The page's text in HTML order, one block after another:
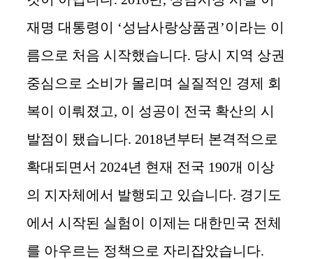
재명 대통령이 ‘성남사랑상품권’이라는 이
름으로 처음 시작했습니다. 당시 지역 상권
중심으로 소비가 몰리며 실질적인 경제 회
복이 이뤄졌고, 이 성공이 전국 확산의 시
발점이 됐습니다. 2018년부터 본격적으로
확대되면서 2024년 현재 전국 190개 이상
의 지자체에서 발행되고 있습니다. 경기도
에서 시작된 실험이 이제는 대한민국 전체
를 아우르는 정책으로 자리잡았습니다.